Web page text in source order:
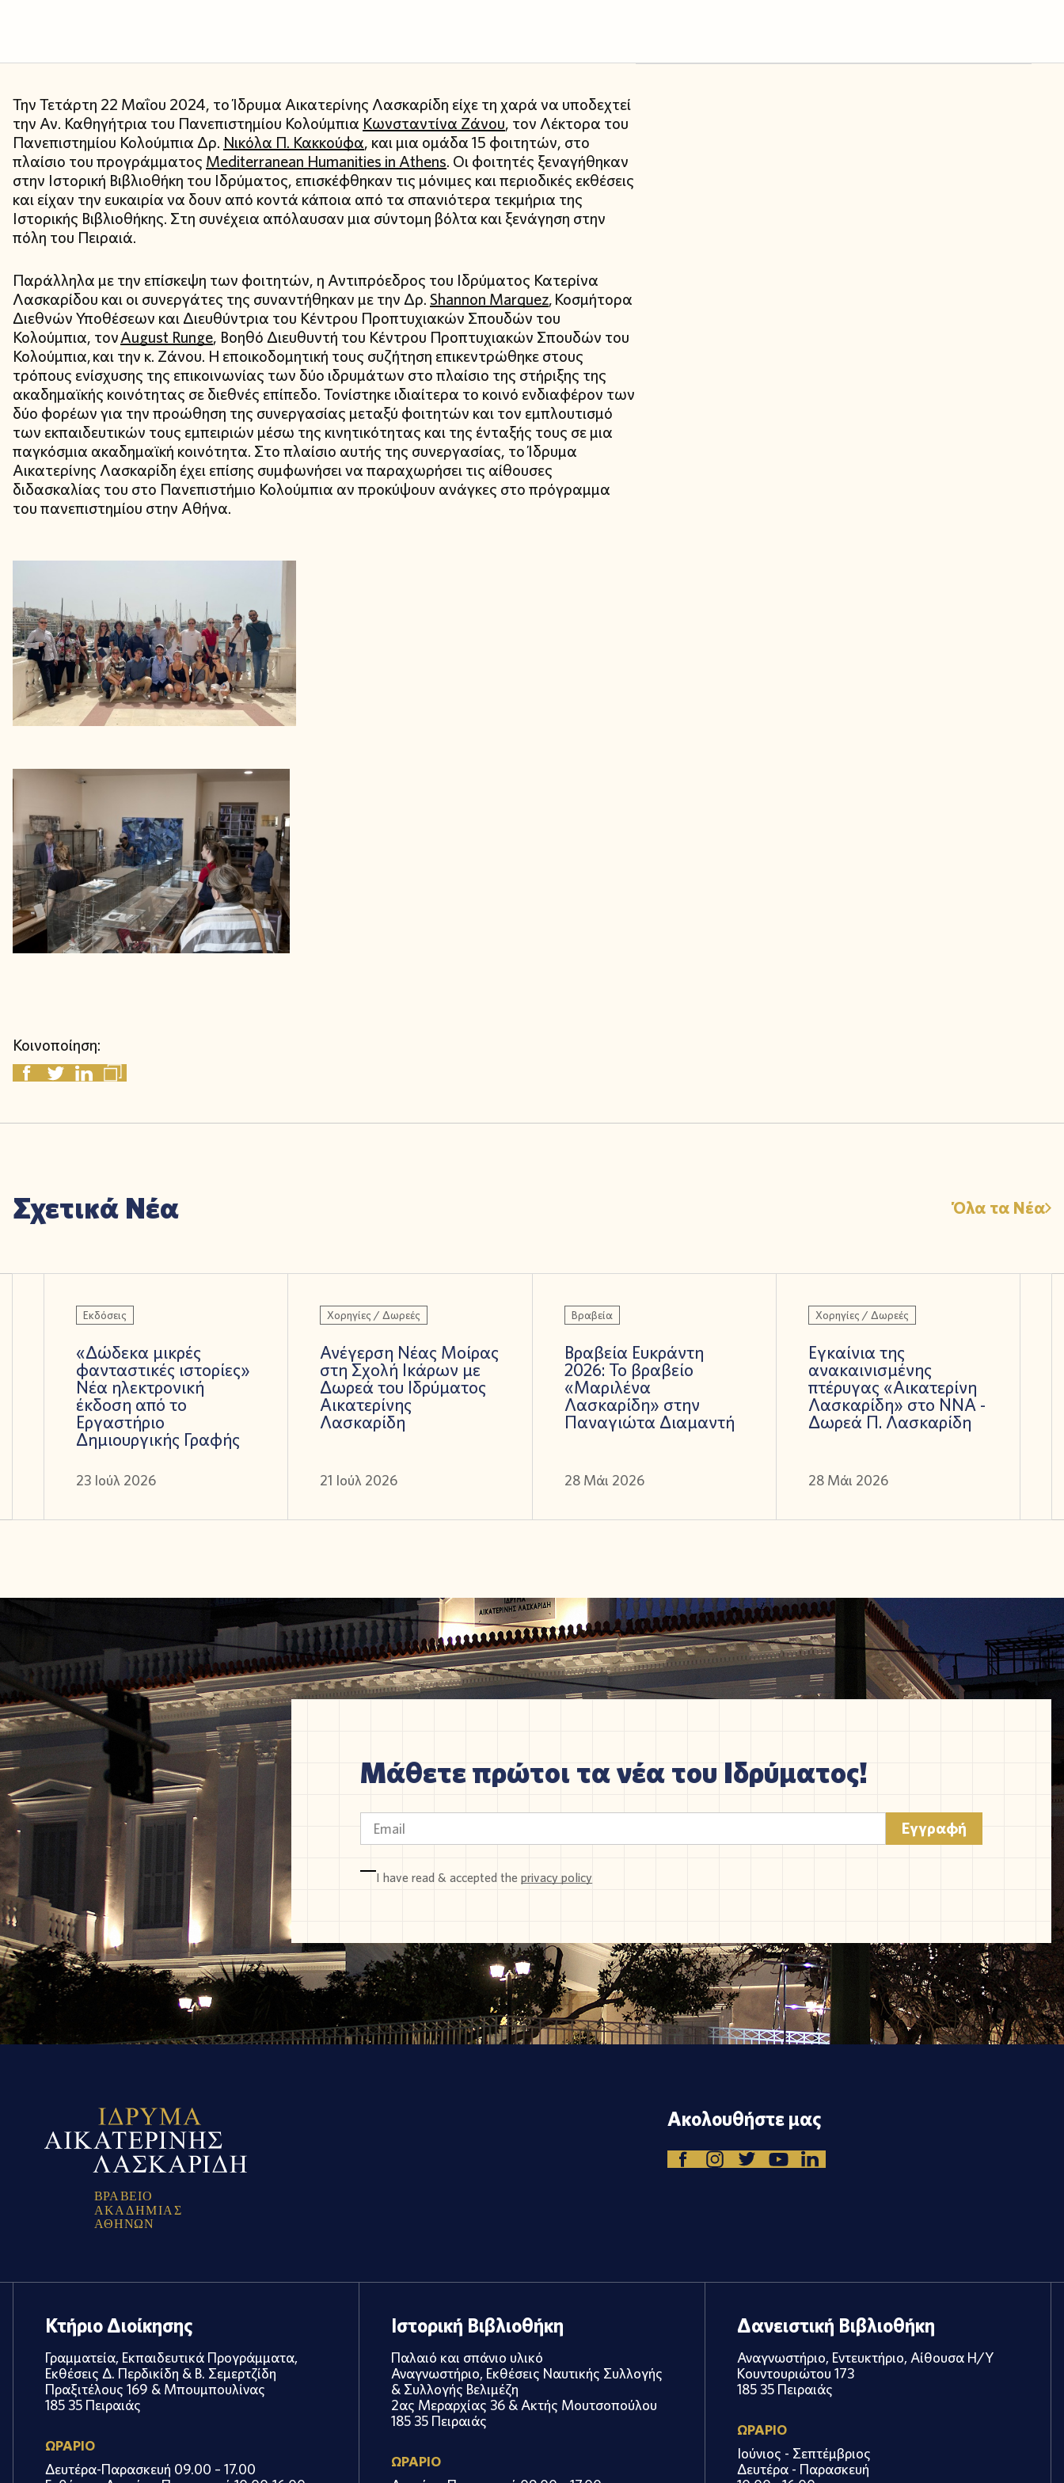
Την Τετάρτη 22 Μαΐου 2024, το Ίδρυμα Αικατερίνης Λασκαρίδη είχε τη χαρά να υποδεχτεί
την Αν. Καθηγήτρια του Πανεπιστημίου Κολούμπια Κωνσταντίνα Ζάνου, τον Λέκτορα του
Πανεπιστημίου Κολούμπια Δρ. Νικόλα Π. Κακκούφα, και μια ομάδα 15 φοιτητών, στο
πλαίσιο του προγράμματος Mediterranean Humanities in Athens. Οι φοιτητές ξεναγήθηκαν
στην Ιστορική Βιβλιοθήκη του Ιδρύματος, επισκέφθηκαν τις μόνιμες και περιοδικές εκθέσεις
και είχαν την ευκαιρία να δουν από κοντά κάποια από τα σπανιότερα τεκμήρια της
Ιστορικής Βιβλιοθήκης. Στη συνέχεια απόλαυσαν μια σύντομη βόλτα και ξενάγηση στην
πόλη του Πειραιά.
Παράλληλα με την επίσκεψη των φοιτητών, η Αντιπρόεδρος του Ιδρύματος Κατερίνα
Λασκαρίδου και οι συνεργάτες της συναντήθηκαν με την Δρ. Shannon Marquez, Κοσμήτορα
Διεθνών Υποθέσεων και Διευθύντρια του Κέντρου Προπτυχιακών Σπουδών του
Κολούμπια, τονAugust Runge, Βοηθό Διευθυντή του Κέντρου Προπτυχιακών Σπουδών του
Κολούμπια, και την κ. Ζάνου. Η εποικοδομητική τους συζήτηση επικεντρώθηκε στους
τρόπους ενίσχυσης της επικοινωνίας των δύο ιδρυμάτων στο πλαίσιο της στήριξης της
ακαδημαϊκής κοινότητας σε διεθνές επίπεδο. Τονίστηκε ιδιαίτερα το κοινό ενδιαφέρον των
δύο φορέων για την προώθηση της συνεργασίας μεταξύ φοιτητών και τον εμπλουτισμό
των εκπαιδευτικών τους εμπειριών μέσω της κινητικότητας και της ένταξής τους σε μια
παγκόσμια ακαδημαϊκή κοινότητα. Στο πλαίσιο αυτής της συνεργασίας, το Ίδρυμα
Αικατερίνης Λασκαρίδη έχει επίσης συμφωνήσει να παραχωρήσει τις αίθουσες
διδασκαλίας του στο Πανεπιστήμιο Κολούμπια αν προκύψουν ανάγκες στο πρόγραμμα
του πανεπιστημίου στην Αθήνα.
Κοινοποίηση:
Σχετικά Νέα Όλα τα Νέα
Εκδόσεις
«Δώδεκα μικρές
φανταστικές ιστορίες»
Νέα ηλεκτρονική
έκδοση από το
Εργαστήριο
Δημιουργικής Γραφής
23 Ιούλ 2026
Χορηγίες / Δωρεές
Ανέγερση Νέας Μοίρας
στη Σχολή Ικάρων με
Δωρεά του Ιδρύματος
Αικατερίνης
Λασκαρίδη
21 Ιούλ 2026
Βραβεία
Βραβεία Ευκράντη
2026: Το βραβείο
«Μαριλένα
Λασκαρίδη» στην
Παναγιώτα Διαμαντή
28 Μάι 2026
Χορηγίες / Δωρεές
Εγκαίνια της
ανακαινισμένης
πτέρυγας «Αικατερίνη
Λασκαρίδη» στο ΝΝΑ -
Δωρεά Π. Λασκαρίδη
28 Μάι 2026
Μάθετε πρώτοι τα νέα του Ιδρύματος!
I have read & accepted theprivacy policy
ΒΡΑ ΒΕΙΟ
ΑΚΑ ΔΗΜΙΑ Σ
ΑΘΗΝΩΝ
Ακολουθήστε μας
Κτήριο Διοίκησης
Γραμματεία, Εκπαιδευτικά Προγράμματα,
Εκθέσεις Δ. Περδικίδη & Β. Σεμερτζίδη
Πραξιτέλους 169 & Μπουμπουλίνας
185 35 Πειραιάς
ΩΡΑΡΙΟ
Δευτέρα-Παρασκευή 09.00 – 17.00
Ιστορική Βιβλιοθήκη
Παλαιό και σπάνιο υλικό
Αναγνωστήριο, Εκθέσεις Ναυτικής Συλλογής
& Συλλογής Βελιμέζη
2ας Μεραρχίας 36 & Ακτής Μουτσοπούλου
185 35 Πειραιάς
ΩΡΑΡΙΟ
Δανειστική Βιβλιοθήκη
Αναγνωστήριο, Εντευκτήριο, Αίθουσα Η/Υ
Κουντουριώτου 173
185 35 Πειραιάς
ΩΡΑΡΙΟ
Ιούνιος - Σεπτέμβριος
Δευτέρα - Παρασκευή